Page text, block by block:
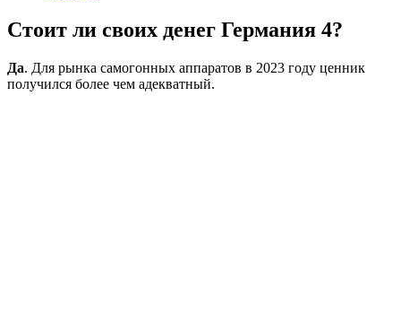
Стоит ли своих денег Германия 4?
Да. Для рынка самогонных аппаратов в 2023 году ценник
получился более чем адекватный.